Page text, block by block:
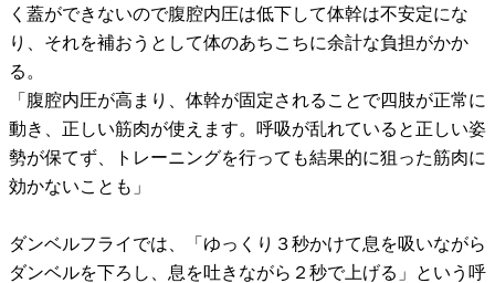
く蓋ができないので腹腔内圧は低下して体幹は不安定にな
り、それを補おうとして体のあちこちに余計な負担がかか
る。
「腹腔内圧が高まり、体幹が固定されることで四肢が正常に
動き、正しい筋肉が使えます。呼吸が乱れていると正しい姿
勢が保てず、トレーニングを行っても結果的に狙った筋肉に
効かないことも」
ダンベルフライでは、「ゆっくり３秒かけて息を吸いながら
ダンベルを下ろし、息を吐きながら２秒で上げる」という呼